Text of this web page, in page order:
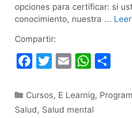
opciones para certificar: si
conocimiento, nuestra ...
Compartir:
F
c
e
T
itt
er
E
ai
l
W
at
s
m
Categorías
Cursos, E Learnig,
Salud , Salud mental